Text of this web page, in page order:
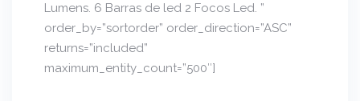
Lumens. 6 Barras de led 2 Focos Led. ”
order_by=”sortorder” order_direction=”ASC”
returns=”included”
maximum_entity_count=”500″]